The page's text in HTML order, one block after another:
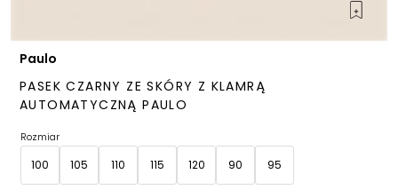
Paulo
PASEK CZARNY ZE SKÓRY Z KLAMRĄ
AUTOMATYCZNĄ PAULO
Rozmiar
100 105 110 115 120 90 95